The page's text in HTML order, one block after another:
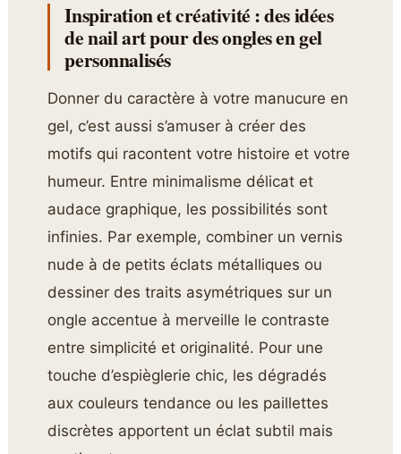
Inspiration et créativité : des idées
de nail art pour des ongles en gel
personnalisés
Donner du caractère à votre manucure en
gel, c’est aussi s’amuser à créer des
motifs qui racontent votre histoire et votre
humeur. Entre minimalisme délicat et
audace graphique, les possibilités sont
infinies. Par exemple, combiner un vernis
nude à de petits éclats métalliques ou
dessiner des traits asymétriques sur un
ongle accentue à merveille le contraste
entre simplicité et originalité. Pour une
touche d’espièglerie chic, les dégradés
aux couleurs tendance ou les paillettes
discrètes apportent un éclat subtil mais